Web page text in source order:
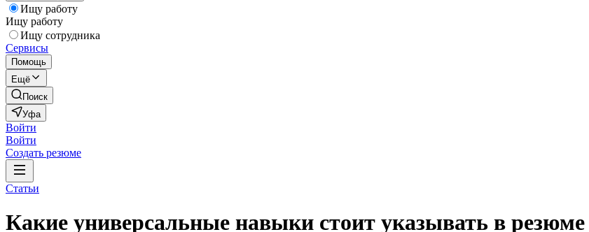
Ищу работу
Ищу работу
Ищу сотрудника
Сервисы
Помощь
Ещё
Поиск
Уфа
Войти
Войти
Создать резюме
Статьи
Какие универсальные навыки стоит указывать в резюме